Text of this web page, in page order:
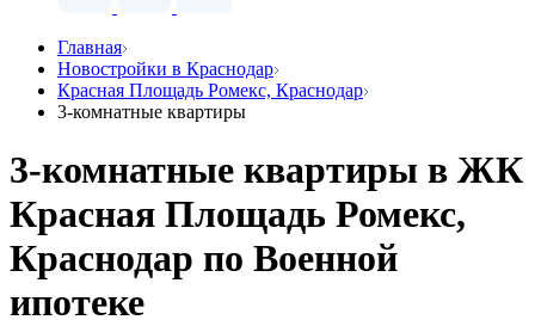
Главная
Новостройки в Краснодар
Красная Площадь Ромекс, Краснодар
3-комнатные квартиры
3-комнатные квартиры в ЖК
Красная Площадь Ромекс,
Краснодар по Военной
ипотеке